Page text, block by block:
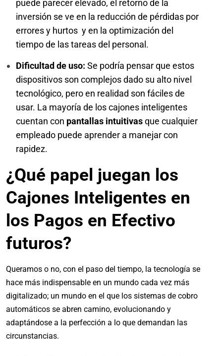
puede parecer elevado, el retorno de la
inversión se ve en la reducción de pérdidas por
errores y hurtos y en la optimización del
tiempo de las tareas del personal.
Dificultad de uso: Se podría pensar que estos
dispositivos son complejos dado su alto nivel
tecnológico, pero en realidad son fáciles de
usar. La mayoría de los cajones inteligentes
cuentan con pantallas intuitivasque cualquier
empleado puede aprender a manejar con
rapidez.
¿Qué papel juegan los
Cajones Inteligentes en
los Pagos en Efectivo
futuros?
Queramos o no, con el paso del tiempo, la tecnología se
hace más indispensable en un mundo cada vez más
digitalizado; un mundo en el que los sistemas de cobro
automáticos se abren camino, evolucionando y
adaptándose a la perfección a lo que demandan las
circunstancias.